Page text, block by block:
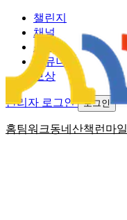
홈팀워크동네산책 런마일
챌린지
채널
소식
커뮤니티
보상
관리자 로그인 로그인